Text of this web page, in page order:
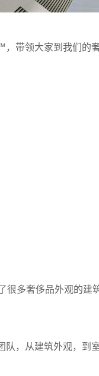
带领大家到我们的奢
很多奢侈品外观的建
，从建筑外观，到